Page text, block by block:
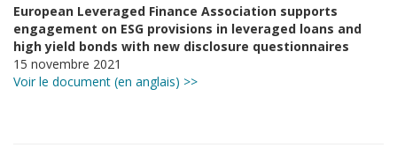
European Leveraged Finance Association supports
engagement on ESG provisions in leveraged loans and
high yield bonds with new disclosure questionnaires
15 novembre 2021
Voir le document (en anglais) >>